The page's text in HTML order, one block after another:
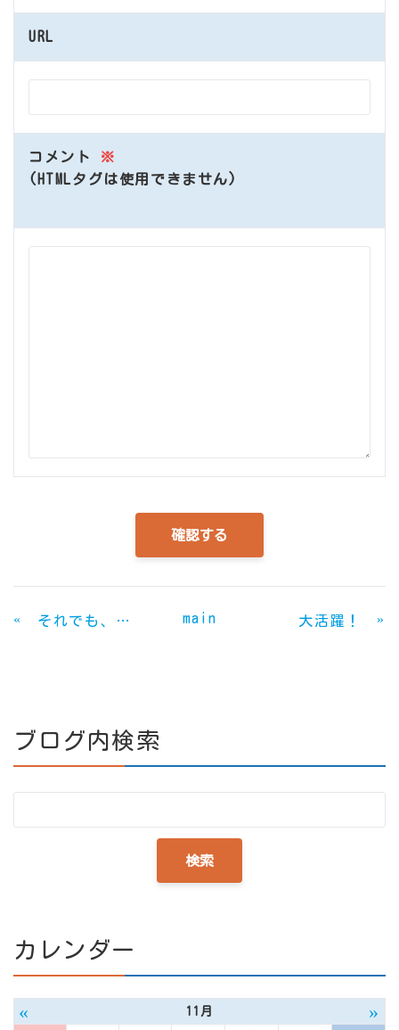
URL
コメント
※
(HTMLタグは使用できません)
« それでも、出ない main 大活躍！ »
ブログ内検索
カレンダー
« 11月 »